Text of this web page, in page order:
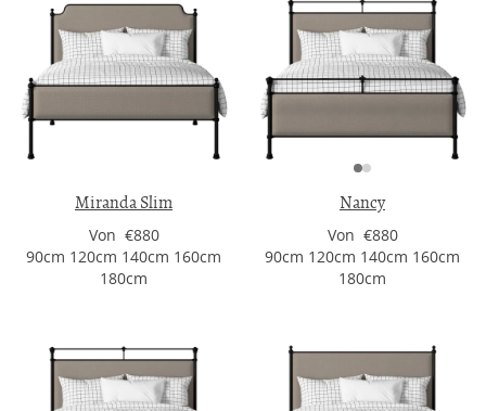
Miranda Slim
Von €880
90cm 120cm 140cm 160cm
180cm
Nancy
Von €880
90cm 120cm 140cm 160cm
180cm